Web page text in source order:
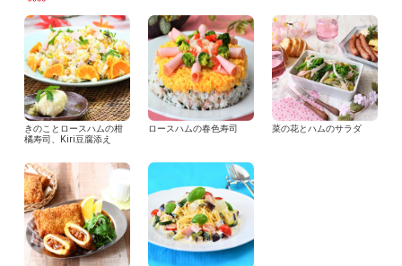
きのことロースハムの柑
橘寿司、Kiri豆腐添え
ロースハムの春色寿司 菜の花とハムのサラダ